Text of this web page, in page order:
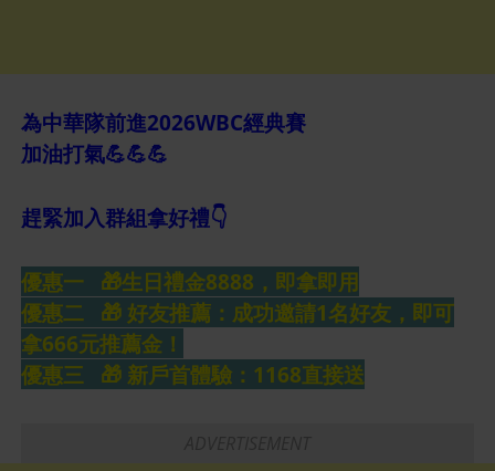
為中華隊前進2026WBC經典賽
加油打氣💪💪💪
趕緊加入群組拿好禮👇
優惠一 🎁生日禮金8888，即拿即用
優惠二 🎁 好友推薦：成功邀請1名好友，即可
拿666元推薦金！
優惠三 🎁 新戶首體驗：1168直接送